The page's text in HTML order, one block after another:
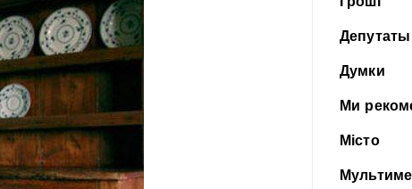
Депутаты
Думки
Ми
Місто